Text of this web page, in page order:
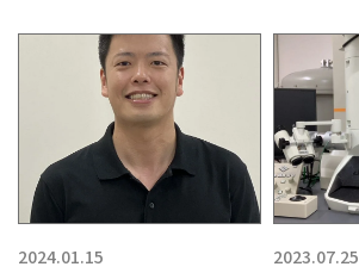
2024.01.15
2023.07.25